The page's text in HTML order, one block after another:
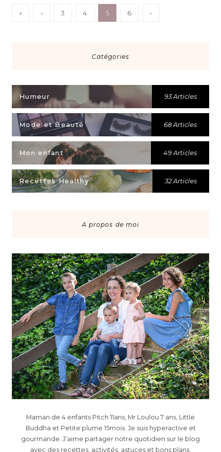
« ‹ 3 4 5 6 ›
Catégories
Humeur 93 Articles
Mode et Beauté 68 Articles
Mon enfant 49 Articles
Recettes Healthy 32 Articles
A propos de moi
Maman de 4 enfants Pitch 11ans, Mr Loulou 7 ans, Little
Buddha et Petite plume 15mois. Je suis hyperactive et
gourmande. J’aime partager notre quotidien sur le blog
avec des recettes, activités, astuces et bons plans,